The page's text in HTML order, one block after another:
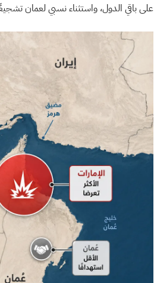
على باقي الدول، واستثناء نسبي لعمان